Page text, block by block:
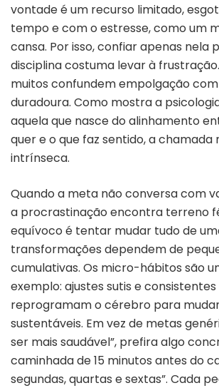
vontade é um recurso limitado,
tempo e com o estresse, como um
cansa. Por isso, confiar apenas nela
disciplina costuma levar à
muitos confundem empolgação
duradoura. Como mostra a
aquela que nasce do alinhamento
quer e o que faz sentido, a chamada
intrínseca.
Quando a meta não conversa com
a procrastinação encontra terreno
equívoco é tentar mudar tudo de
transformações dependem de
cumulativas. Os micro-hábitos são
exemplo: ajustes sutis e consistentes
reprogramam o cérebro para
sustentáveis. Em vez de metas
ser mais saudável”, prefira algo
caminhada de 15 minutos antes do
segundas, quartas e sextas”. Cada